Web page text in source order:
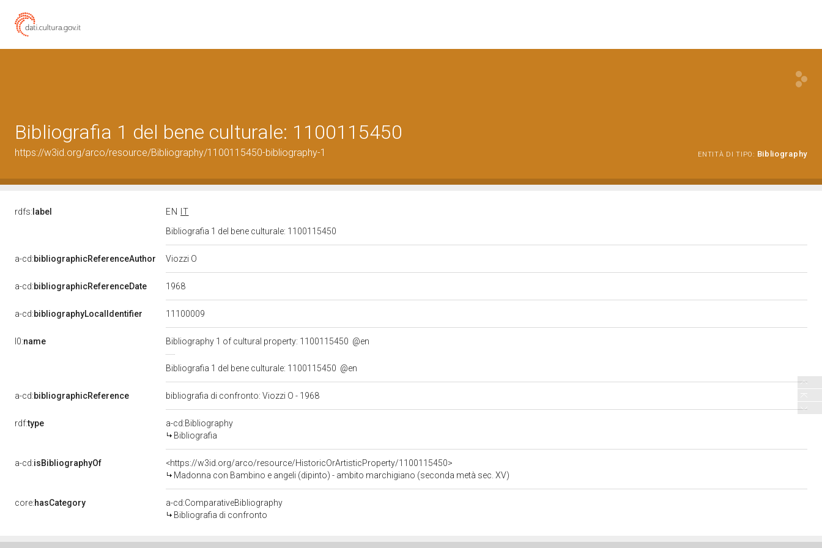
Bibliografia 1 del bene culturale: 1100115450
https://w3id.org/arco/resource/Bibliography/1100115450-bibliography-1 ENTITÀ DI TIPO: Bibliography
rdfs: label EN
IT
Bibliografia 1 del bene culturale: 1100115450
a-cd:bibliographicReferenceAuthor Viozzi O
a-cd:bibliographicReferenceDate 1968
a-cd:bibliographyLocalIdentifier 11100009
l0:name Bibliography 1 of cultural property: 1100115450 @en
Bibliografia 1 del bene culturale: 1100115450 @en
a-cd:bibliographicReference bibliografia di confronto: Viozzi O - 1968
rdf:type
a-cd:Bibliography
Bibliografia
a-cd:isBibliographyOf
<https://w3id.org/arco/resource/HistoricOrArtisticProperty/1100115450>
Madonna con Bambino e angeli (dipinto) - ambito marchigiano (seconda metà sec. XV)
core:hasCategory
a-cd:ComparativeBibliography
Bibliografia di confronto